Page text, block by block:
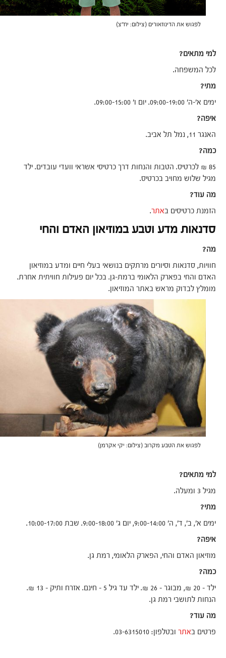
לפגוש את הדינוזאורים (צילום: יח"צ)
למי מתאים?
לכל המשפחה.
מתי?
ימים א'-ה' 09:00-19:00. יום ו' 09:00-15:00.
איפה?
האנגר 11, נמל תל אביב.
כמה?
85 ₪ לכרטיס. הטבות והנחות דרך כרטיסי אשראי וועדי עובדים. ילד
מגיל שלוש מחויב בכרטיס.
מה עוד?
הזמנת כרטיסים באתר.
סדנאות מדע וטבע במוזיאון האדם והחי
מה?
חוויות, סדנאות וסיורים מרתקים בנושאי בעלי חיים ומדע במוזיאון
האדם והחי בפארק הלאומי ברמת-גן. בכל יום פעילות חוויתית אחרת.
מומלץ לבדוק מראש באתר המוזיאון.
לפגוש את הטבע מקרוב (צילום: יקי אקרמן)
למי מתאים?
מגיל 3 ומעלה.
מתי?
ימים א', ב', ד', ה' 9:00-14:00, יום ג' 9:00-18:00. שבת 10:00-17:00.
איפה?
מוזיאון האדם והחי, הפארק הלאומי, רמת גן.
כמה?
ילד – 20 ₪, מבוגר – 26 ₪. ילד עד גיל 5 – חינם. אזרח ותיק – 13 ₪.
הנחות לתושבי רמת גן.
מה עוד?
פרטים באתר ובטלפון: 03-6315010.